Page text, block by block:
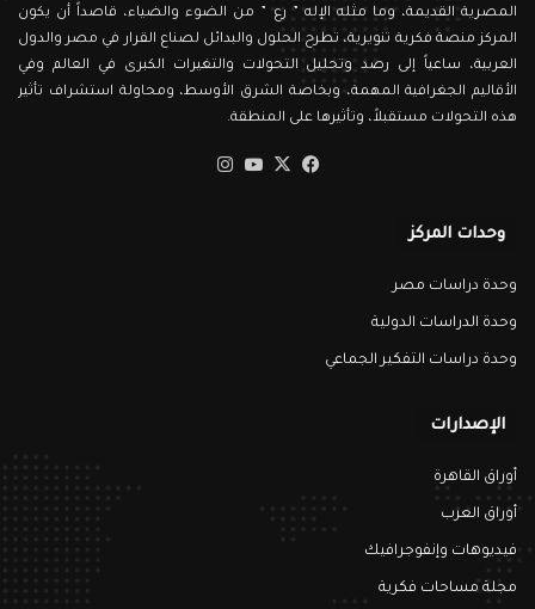
المصرية القديمة، وما مثله الإله ” رع ” من الضوء والضياء، قاصداً أن يكون
المركز منصة فكرية تنويرية، تطرح الحلول والبدائل لصناع القرار في مصر والدول
العربية، ساعياً إلى رصد وتحليل التحولات والتغيرات الكبرى في العالم وفي
الأقاليم الجغرافية المهمة، وبخاصة الشرق الأوسط، ومحاولة استشراف تأثير
هذه التحولات مستقبلاً، وتأثيرها على المنطقة.
فيسبوك
‫X
‫YouTube
وحدات المركز
وحدة دراسات مصر
وحدة الدراسات الدولية
وحدة دراسات التفكير الجماعي
الإصدارات
أوراق القاهرة
أوراق العرب
فيديوهات وإنفوجرافيك
مجلة مساحات فكرية